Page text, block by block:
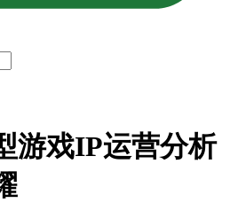
游戏IP运营分析